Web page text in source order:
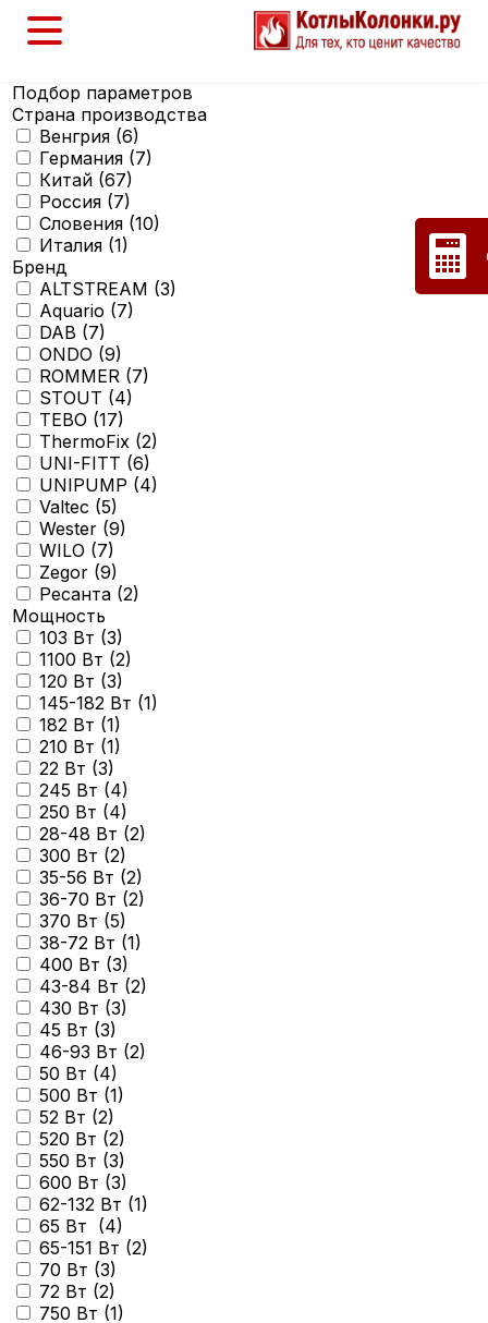
Подбор параметров
Страна производства
Венгрия (6)
Германия (7)
Китай (67)
Россия (7)
Словения (10)
Италия (1)
Бренд
ALTSTREAM (3)
Aquario (7)
DAB (7)
ONDO (9)
ROMMER (7)
STOUT (4)
TEBO (17)
ThermoFix (2)
UNI-FITT (6)
UNIPUMP (4)
Valtec (5)
Wester (9)
WILO (7)
Zegor (9)
Ресанта (2)
Мощность
103 Вт (3)
1100 Вт (2)
120 Вт (3)
145-182 Вт (1)
182 Вт (1)
210 Вт (1)
22 Вт (3)
245 Вт (4)
250 Вт (4)
28-48 Вт (2)
300 Вт (2)
35-56 Вт (2)
36-70 Вт (2)
370 Вт (5)
38-72 Вт (1)
400 Вт (3)
43-84 Вт (2)
430 Вт (3)
45 Вт (3)
46-93 Вт (2)
50 Вт (4)
500 Вт (1)
52 Вт (2)
520 Вт (2)
550 Вт (3)
600 Вт (3)
62-132 Вт (1)
65 Вт (4)
65-151 Вт (2)
70 Вт (3)
72 Вт (2)
750 Вт (1)